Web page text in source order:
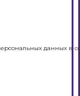
данных в